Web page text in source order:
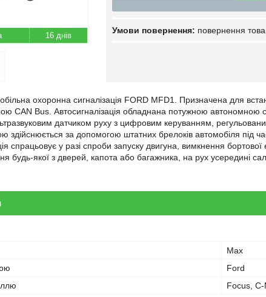
16 днів
повернення
охоронна сигналізація FORD MFD1. Призначена для
CAN Bus. Автосигналізація обладнана потужною автономною
датчиком руху з цифровим керуванням,
здійснюється за допомогою штатних брелоків автомобіля під
спрацьовує у разі спроби запуску двигуна, вимкнення
будь-якої з дверей, капота або багажника, на рух усередині
Max
Ford
Focus,